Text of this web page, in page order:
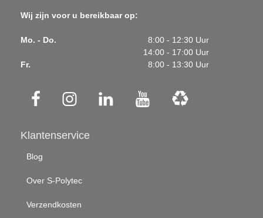
Wij zijn voor u bereikbaar op:
Mo. - Do.
8:00 - 12:30 Uur
14:00 - 17:00 Uur
Fr.
8:00 - 13:30 Uur
Klantenservice
Blog
Over S-Polytec
Verzendkosten